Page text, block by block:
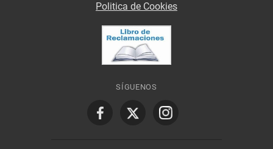
Politica de Cookies
SÍGUENOS